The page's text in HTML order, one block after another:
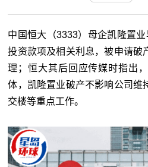
中国恒大（3333）母企凯隆置业
投资款项及相关利息，被申请破
理；恒大其后回应传媒时指出
体，凯隆置业破产不影响公司维
交楼等重点工作。